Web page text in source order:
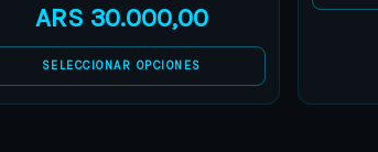
ARS 30.000,00
SELECCIONAR OPCIONES
be
chosen
on
the